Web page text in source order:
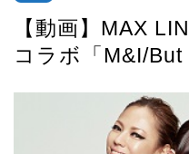
【動画】MAX
コラボ「M&I/But